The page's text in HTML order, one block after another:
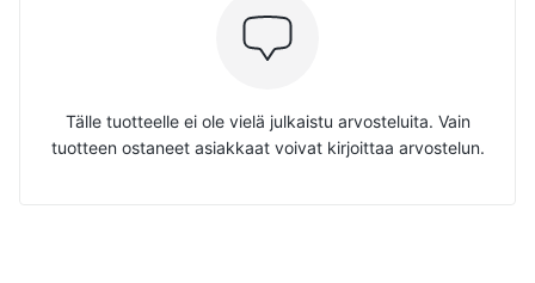
Tälle tuotteelle ei ole vielä julkaistu arvosteluita. Vain
tuotteen ostaneet asiakkaat voivat kirjoittaa arvostelun.